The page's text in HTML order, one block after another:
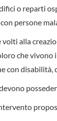
o reparti
persone
volti alla
che vivono
con